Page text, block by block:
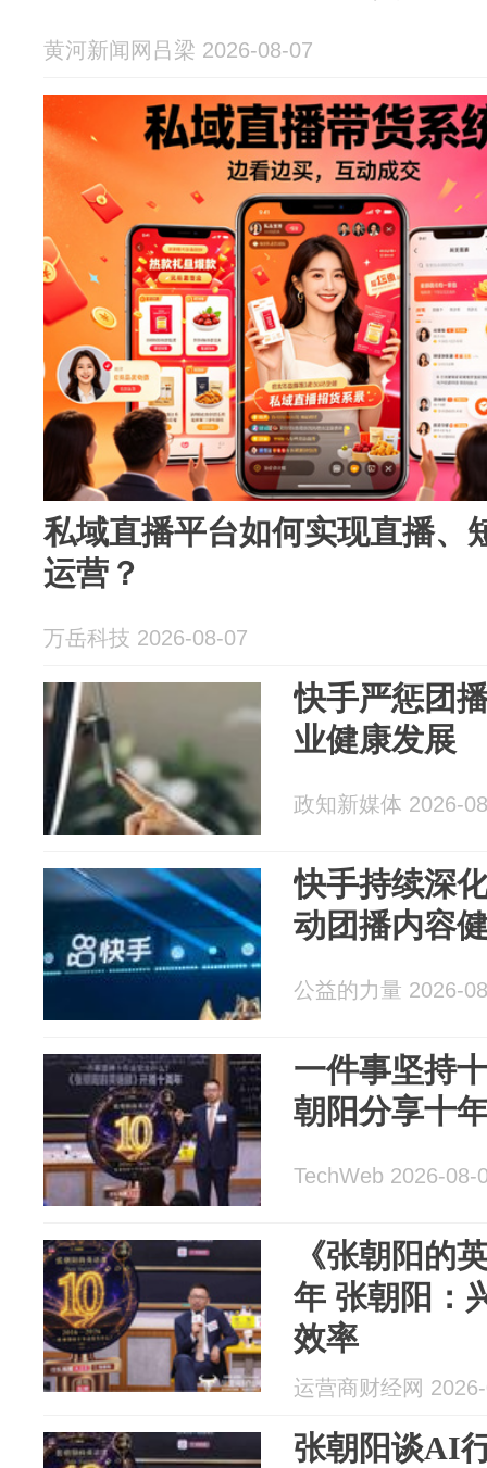
黄河新闻网吕梁 2026-08-07
私域直播平台如何实现直播、
运营？
万岳科技 2026-08-07
快手严惩团
业健康发展
政知新媒体 2026-
快手持续深
动团播内容
公益的力量 2026-
一件事坚持
朝阳分享十
TechWeb 2026-08-
《张朝阳的
年 张朝阳：
效率
运营商财经网
张朝阳谈AI